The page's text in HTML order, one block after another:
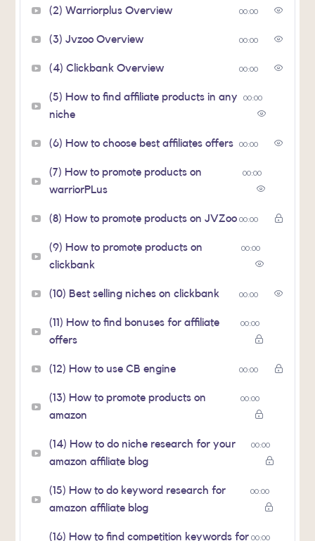
(2) Warriorplus Overview 00:00
(3) Jvzoo Overview 00:00
(4) Clickbank Overview 00:00
(5) How to find affiliate products in any
niche
00:00
(6) How to choose best affiliates offers 00:00
(7) How to promote products on
warriorPLus
00:00
(8) How to promote products on JVZoo00:00
(9) How to promote products on
clickbank
00:00
(10) Best selling niches on clickbank 00:00
(11) How to find bonuses for affiliate
offers
00:00
(12) How to use CB engine 00:00
(13) How to promote products on
amazon
00:00
(14) How to do niche research for your
amazon affiliate blog
00:00
(15) How to do keyword research for
amazon affiliate blog
00:00
(16) How to find competition keywords for00:00